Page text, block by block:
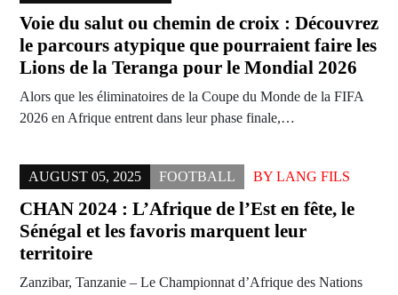
Voie du salut ou chemin de croix : Découvrez
le parcours atypique que pourraient faire les
Lions de la Teranga pour le Mondial 2026
Alors que les éliminatoires de la Coupe du Monde de la FIFA
2026 en Afrique entrent dans leur phase finale,…
AUGUST 05, 2025 FOOTBALL BY LANG FILS
CHAN 2024 : L’Afrique de l’Est en fête, le
Sénégal et les favoris marquent leur
territoire
Zanzibar, Tanzanie – Le Championnat d’Afrique des Nations